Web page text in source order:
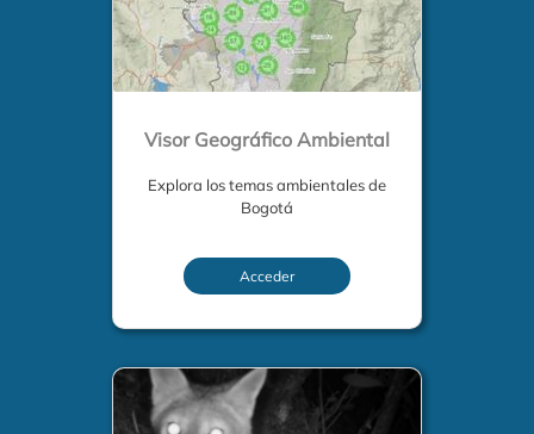
Visor Geográfico Ambiental
Explora los temas ambientales de
Bogotá
Acceder